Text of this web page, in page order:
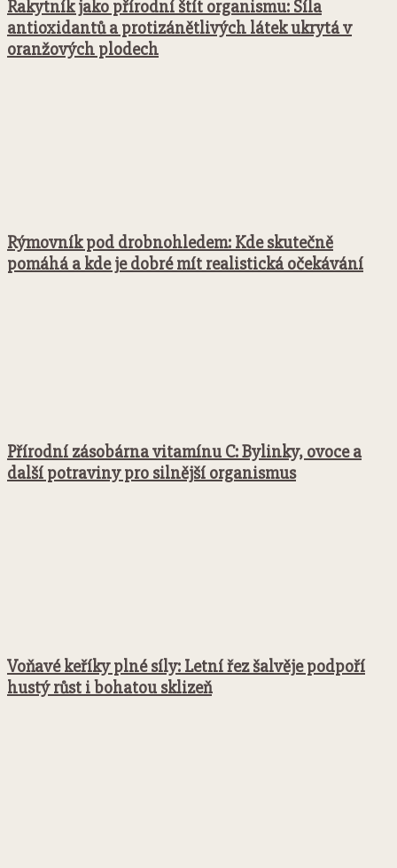
Rakytník jako přírodní štít organismu: Síla
antioxidantů a protizánětlivých látek ukrytá v
oranžových plodech
Rýmovník pod drobnohledem: Kde skutečně
pomáhá a kde je dobré mít realistická očekávání
Přírodní zásobárna vitamínu C: Bylinky, ovoce a
další potraviny pro silnější organismus
Voňavé keříky plné síly: Letní řez šalvěje podpoří
hustý růst i bohatou sklizeň